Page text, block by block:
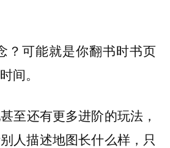
？可能就是你翻书时书页
间。
至还有更多进阶的玩法，
人描述地图长什么样，只